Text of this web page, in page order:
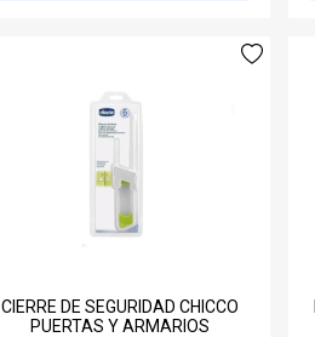
CIERRE DE SEGURIDAD CHICCO
PUERTAS Y ARMARIOS